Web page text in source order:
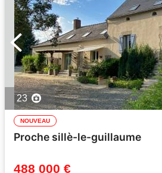
23
NOUVEAU
Proche sillè-le-guillaume
488 000 €